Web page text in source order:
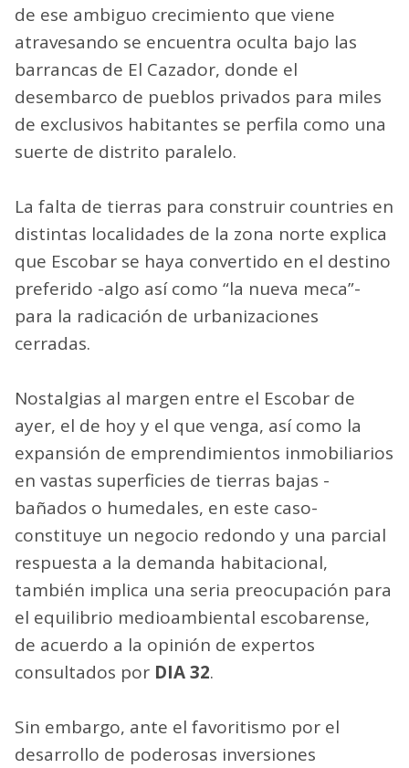
de ese ambiguo crecimiento que viene
atravesando se encuentra oculta bajo las
barrancas de El Cazador, donde el
desembarco de pueblos privados para miles
de exclusivos habitantes se perfila como una
suerte de distrito paralelo.
La falta de tierras para construir countries en
distintas localidades de la zona norte explica
que Escobar se haya convertido en el destino
preferido -algo así como “la nueva meca”-
para la radicación de urbanizaciones
cerradas.
Nostalgias al margen entre el Escobar de
ayer, el de hoy y el que venga, así como la
expansión de emprendimientos inmobiliarios
en vastas superficies de tierras bajas -
bañados o humedales, en este caso-
constituye un negocio redondo y una parcial
respuesta a la demanda habitacional,
también implica una seria preocupación para
el equilibrio medioambiental escobarense,
de acuerdo a la opinión de expertos
consultados por DIA 32.
Sin embargo, ante el favoritismo por el
desarrollo de poderosas inversiones